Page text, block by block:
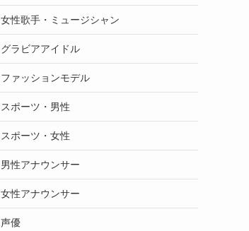
女性歌手・ミュージシャン
グラビアアイドル
ファッションモデル
スポーツ・男性
スポーツ・女性
男性アナウンサー
女性アナウンサー
声優